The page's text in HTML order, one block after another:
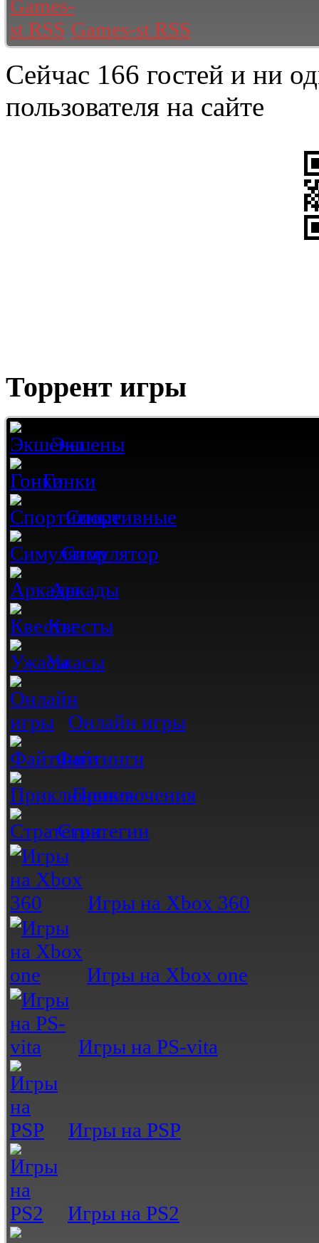
Games-st RSS
Сейчас 166 гостей и ни
пользователя на сайте
Торрент игры
Экшены
Гонки
Спортивные
Симулятор
Аркады
Квесты
Ужасы
Онлайн игры
Файтинги
Приключения
Стратегии
Игры на Xbox 360
Игры на Xbox one
Игры на PS-vita
Игры на PSP
Игры на PS2